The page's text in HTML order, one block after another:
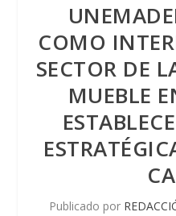
COMO
SECTOR DE
MUEBLE
Publicado por